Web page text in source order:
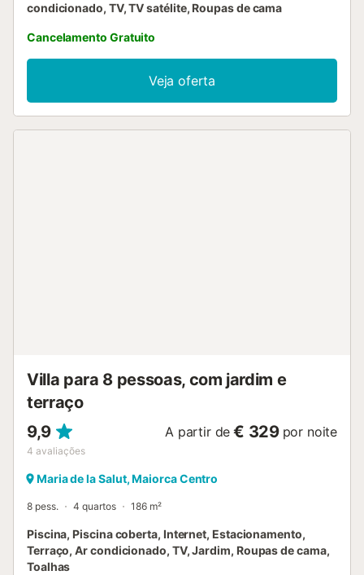
condicionado, TV, TV satélite, Roupas de cama
Cancelamento Gratuito
Veja oferta
Villa para 8 pessoas, com jardim e
terraço
9,9
4 avaliações
A partir de € 329 por noite
Maria de la Salut, Maiorca Centro
8 pess. 4 quartos 186 m²
Piscina, Piscina coberta, Internet, Estacionamento,
Terraço, Ar condicionado, TV, Jardim, Roupas de cama,
Toalhas